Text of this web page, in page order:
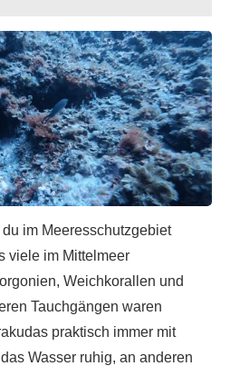
im Meeresschutzgebiet
viele im Mittelmeer
Weichkorallen und
Tauchgängen waren
praktisch immer mit
Wasser ruhig, an anderen